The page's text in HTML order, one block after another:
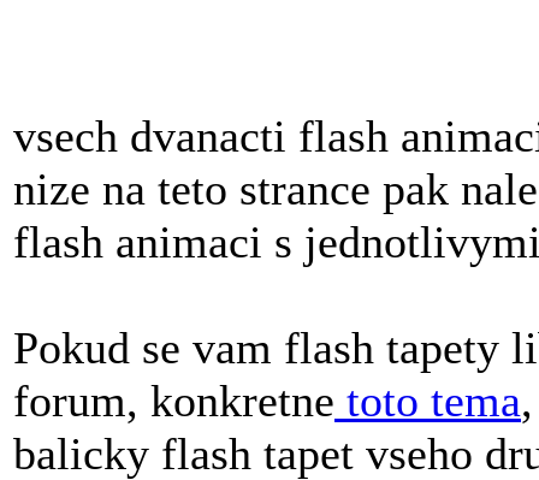
vsech dvanacti flash
nize na teto strance pak
flash animaci s
Pokud se vam flash tapety
forum, konkretne toto tema
balicky flash tapet vseho